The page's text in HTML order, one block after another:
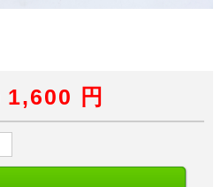
1,600 円